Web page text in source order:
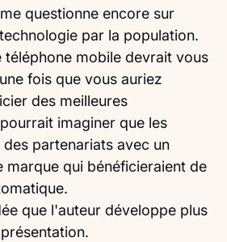
questionne encore sur
par la population.
téléphone mobile devrait vous
fois que vous auriez
des meilleures
imaginer que les
partenariats avec un
marque qui bénéficieraient de
que l'auteur développe plus